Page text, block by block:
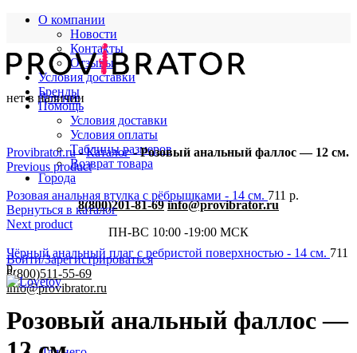
О компании
Новости
Контакты
Отзывы
Условия доставки
Бренды
Помощь
Условия доставки
Условия оплаты
Таблицы размеров
Возврат товара
Города
8(800)201-81-69 info@provibrator.ru
ПН-ВС 10:00 -19:00 МСК
Войти/Зарегистрироваться
8(800)511-55-69
info@provibrator.ru
Для нее
нет в наличии
Provibrator.ru-Каталог-Розовый анальный фаллос — 12 см.
Previous product
Розовая анальная втулка с рёбрышками - 14 см. 711 р.
Вернуться в каталог
Next product
Чёрный анальный плаг с ребристой поверхностью - 14 см. 711
р.
Розовый анальный фаллос —